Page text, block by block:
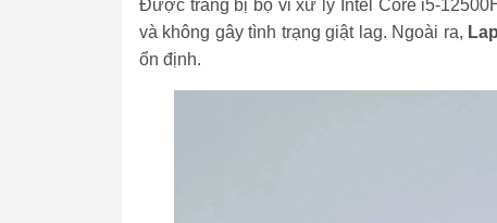
Được trang bị bộ vi xử lý Intel Core i5-
và không gây tình trạng giật lag. Ngoài ra,
ổn định.